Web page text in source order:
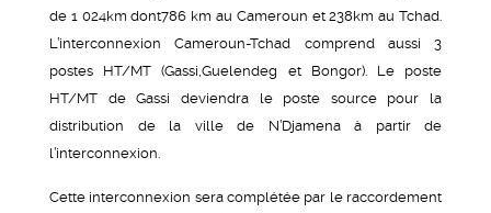
de 1 024km dont786 km au Cameroun et 238km au Tchad.
L’interconnexion Cameroun-Tchad comprend aussi 3
postes HT/MT (Gassi,Guelendeg et Bongor). Le poste
HT/MT de Gassi deviendra le poste source pour la
distribution de la ville de N’Djamena à partir de
l’interconnexion.
Cette interconnexion sera complétée par le raccordement